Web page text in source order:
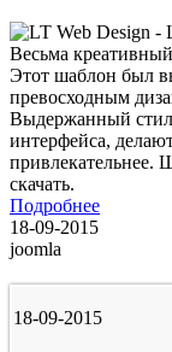
Весьма
Этот шаблон был
превосходным
Выдержанный
интерфейса,
привлекательнее.
скачать.
Подробнее
18-09-2015
joomla
18-09-2015